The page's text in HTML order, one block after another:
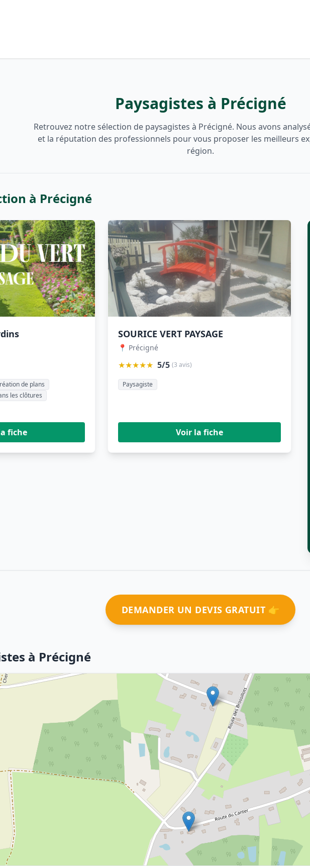
Paysagistes à Précigné
Retrouvez notre sélection de paysagistes à Précigné. Nous avons
et la réputation des professionnels pour vous proposer les meilleurs
région.
à Précigné
de plans
les clôtures
fiche
SOURICE VERT PAYSAGE
📍 Précigné
★★★★★ 5/5 (3 avis)
Paysagiste
Voir la fiche
DEMANDER UN DEVIS GRATUIT 👉
à Précigné